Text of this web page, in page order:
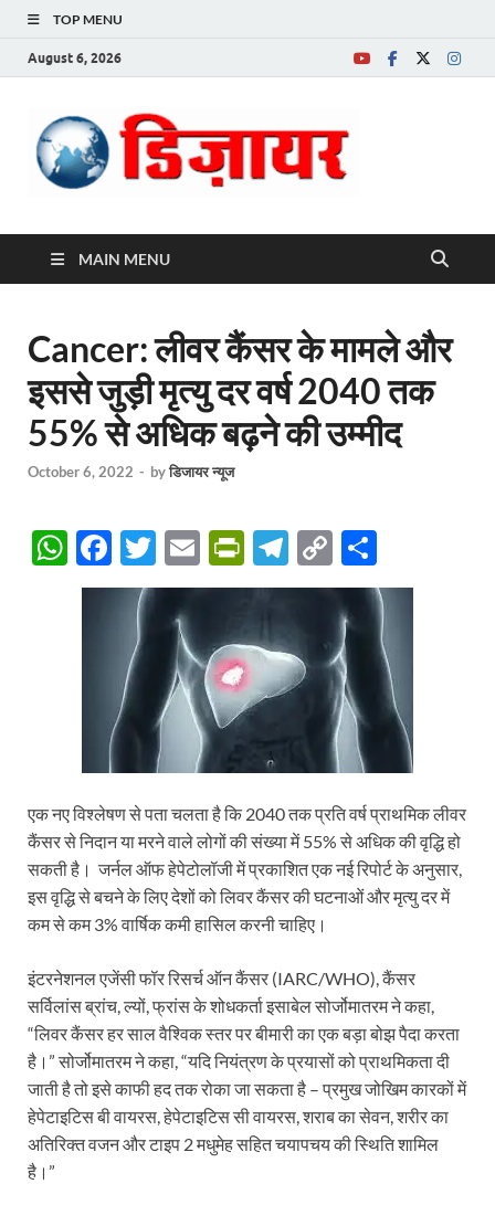
TOP MENU
August 6, 2026
MAIN MENU
Cancer: लीवर कैंसर के मामले और
इससे जुड़ी मृत्यु दर वर्ष 2040 तक
55% से अधिक बढ़ने की उम्मीद
October 6, 2022 - byडिजायर न्यूज
W
h
F
ac
b
o
o
T
w
itt
er
E
m
P
ri
nt
Fr
ie
n
dl
T
el
e
gr
a
C
o
p
y
Li
n
k
h
ar
e
एक नए विश्लेषण से पता चलता है कि 2040 तक प्रति वर्ष प्राथमिक लीवर
कैंसर से निदान या मरने वाले लोगों की संख्या में 55% से अधिक की वृद्धि हो
सकती है। जर्नल ऑफ हेपेटोलॉजी में प्रकाशित एक नई रिपोर्ट के अनुसार,
इस वृद्धि से बचने के लिए देशों को लिवर कैंसर की घटनाओं और मृत्यु दर में
कम से कम 3% वार्षिक कमी हासिल करनी चाहिए।
इंटरनेशनल एजेंसी फॉर रिसर्च ऑन कैंसर (IARC/WHO), कैंसर
सर्विलांस ब्रांच, ल्यों, फ्रांस के शोधकर्ता इसाबेल सोर्जोमातरम ने कहा,
“लिवर कैंसर हर साल वैश्विक स्तर पर बीमारी का एक बड़ा बोझ पैदा करता
है।” सोर्जोमातरम ने कहा, “यदि नियंत्रण के प्रयासों को प्राथमिकता दी
जाती है तो इसे काफी हद तक रोका जा सकता है – प्रमुख जोखिम कारकों में
हेपेटाइटिस बी वायरस, हेपेटाइटिस सी वायरस, शराब का सेवन, शरीर का
अतिरिक्त वजन और टाइप 2 मधुमेह सहित चयापचय की स्थिति शामिल
है।”